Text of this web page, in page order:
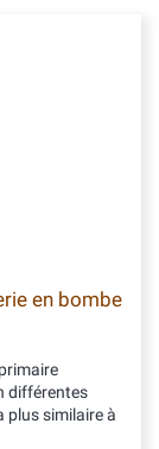
en bombe
différentes
plus similaire à